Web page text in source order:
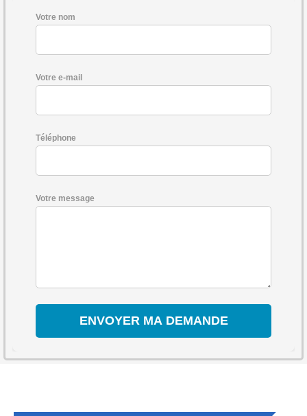
Votre nom
Votre e-mail
Téléphone
Votre message